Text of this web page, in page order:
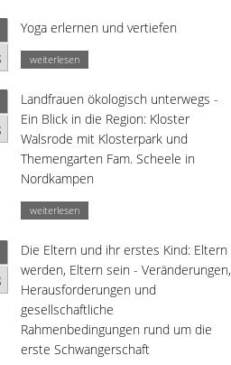
Yoga erlernen und vertiefen
weiterlesen
Landfrauen ökologisch unterwegs -
Ein Blick in die Region: Kloster
Walsrode mit Klosterpark und
Themengarten Fam. Scheele in
Nordkampen
weiterlesen
Die Eltern und ihr erstes Kind: Eltern
werden, Eltern sein - Veränderungen,
Herausforderungen und
gesellschaftliche
Rahmenbedingungen rund um die
erste Schwangerschaft